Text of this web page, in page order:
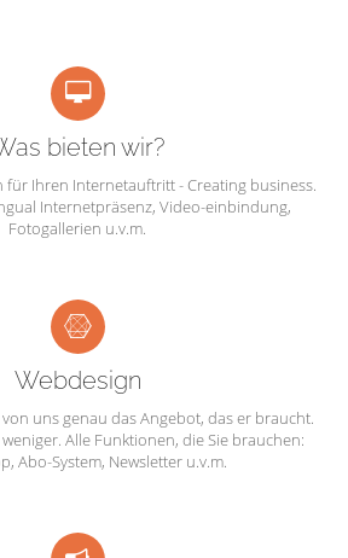
bieten wir?
für Ihren Internetauftritt - Creating business.
Internetpräsenz, Video-einbindung,
Fotogallerien u.v.m.
Webdesign
uns genau das Angebot, das er braucht.
Alle Funktionen, die Sie brauchen:
Abo-System, Newsletter u.v.m.